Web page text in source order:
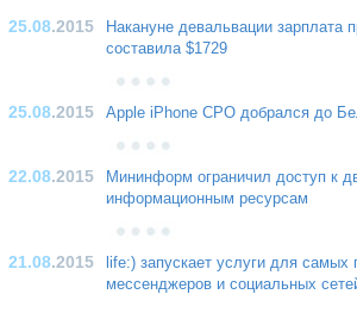
25.08.2015
Накануне девальвации зарплата
составила $1729
25.08.2015 Apple iPhone CPO добрался до
22.08.2015
Мининформ ограничил доступ к
информационным ресурсам
21.08.2015
life:) запускает услуги для самых
мессенджеров и социальных